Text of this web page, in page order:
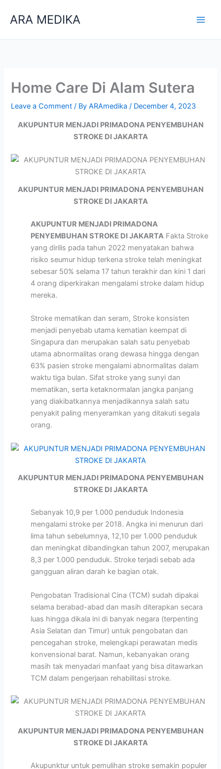
ARA MEDIKA
Home Care Di Alam Sutera
Leave a Comment / ByARAmedika/ December 4, 2023
AKUPUNTUR MENJADI PRIMADONA PENYEMBUHAN
STROKE DI JAKARTA
AKUPUNTUR MENJADI PRIMADONA PENYEMBUHAN
STROKE DI JAKARTA
AKUPUNTUR MENJADI PRIMADONA
PENYEMBUHAN STROKE DI JAKARTA Fakta Stroke
yang dirilis pada tahun 2022 menyatakan bahwa
risiko seumur hidup terkena stroke telah meningkat
sebesar 50% selama 17 tahun terakhir dan kini 1 dari
4 orang diperkirakan mengalami stroke dalam hidup
mereka.
Stroke mematikan dan seram, Stroke konsisten
menjadi penyebab utama kematian keempat di
Singapura dan merupakan salah satu penyebab
utama abnormalitas orang dewasa hingga dengan
63% pasien stroke mengalami abnormalitas dalam
waktu tiga bulan. Sifat stroke yang sunyi dan
mematikan, serta ketaknormalan jangka panjang
yang diakibatkannya menjadikannya salah satu
penyakit paling menyeramkan yang ditakuti segala
orang.
AKUPUNTUR MENJADI PRIMADONA PENYEMBUHAN
STROKE DI JAKARTA
Sebanyak 10,9 per 1.000 penduduk Indonesia
mengalami stroke per 2018. Angka ini menurun dari
lima tahun sebelumnya, 12,10 per 1.000 penduduk
dan meningkat dibandingkan tahun 2007, merupakan
8,3 per 1.000 penduduk. Stroke terjadi sebab ada
gangguan aliran darah ke bagian otak.
Pengobatan Tradisional Cina (TCM) sudah dipakai
selama berabad-abad dan masih diterapkan secara
luas hingga dikala ini di banyak negara (terpenting
Asia Selatan dan Timur) untuk pengobatan dan
pencegahan stroke, melengkapi perawatan medis
konvensional barat. Namun, kebanyakan orang
masih tak menyadari manfaat yang bisa ditawarkan
TCM dalam pengerjaan rehabilitasi stroke.
AKUPUNTUR MENJADI PRIMADONA PENYEMBUHAN
STROKE DI JAKARTA
Akupunktur untuk pemulihan stroke semakin populer